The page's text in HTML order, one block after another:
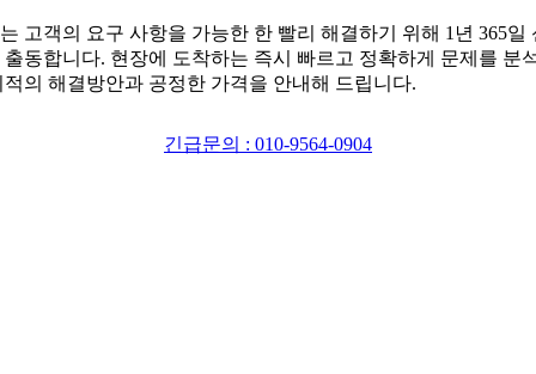
고객의 요구 사항을 가능한 한 빨리 해결하기 위해 1년 365일
출동합니다. 현장에 도착하는 즉시 빠르고 정확하게 문제를 분
적의 해결방안과 공정한 가격을 안내해 드립니다.
긴급문의 : 010-9564-0904